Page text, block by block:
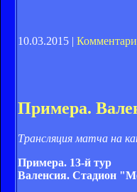
10.03.2015 |
Примера.
Трансляция матча на
Примера. 13-й тур
Валенсия. Стадион